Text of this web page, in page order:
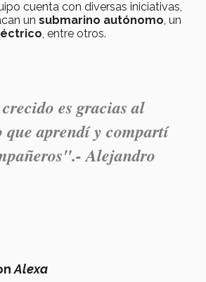
cuenta con diversas iniciativas,
un submarino autónomo , un
, entre otros.
es gracias al
que aprendí y compartí
Alejandro
Alexa